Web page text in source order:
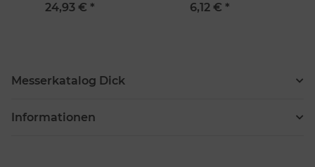
24,93 € *
6,12 € *
Messerkatalog Dick
Informationen